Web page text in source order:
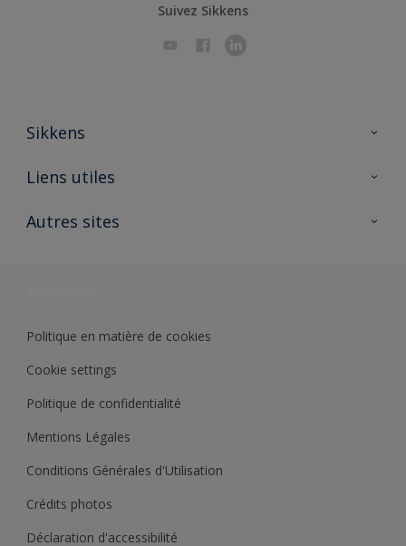
Suivez Sikkens
Sikkens
A propos de Sikkens
Liens utiles
Ouvrir un magasin PASS
Autres sites
Politique en matière de cookies
Cookie settings
Politique de confidentialité
Mentions Légales
Conditions Générales d'Utilisation
Crédits photos
Déclaration d'accessibilité